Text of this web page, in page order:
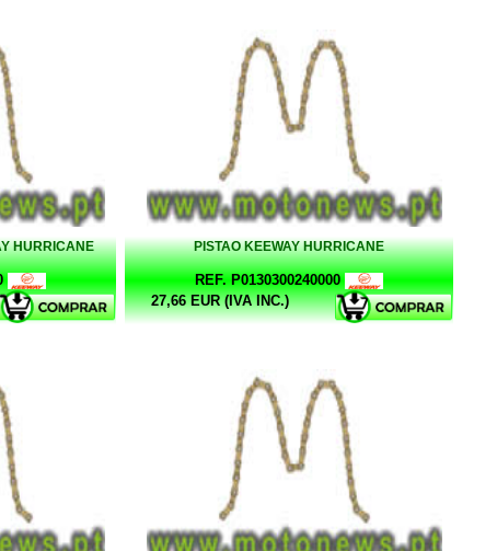
HURRICANE PISTAO KEEWAY HURRICANE
REF. P0130300240000
27,66 EUR (IVA INC.)